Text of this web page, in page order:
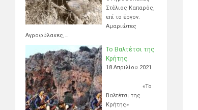
Στέλιος Καπαρός,
επί το έργον.
Αμαριώτες
Αγροφύλακες,…
Το Βαλτέτσι της
Κρήτης.
18 Απριλίου 2021
«Το
Βαλτέτσι της
Κρήτης»